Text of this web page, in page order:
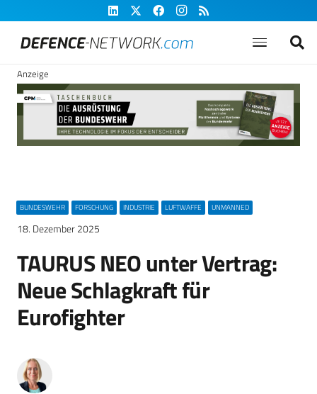
Anzeige
BUNDESWEHR FORSCHUNG INDUSTRIE LUFTWAFFE UNMANNED
18. Dezember 2025
TAURUS NEO unter Vertrag:
Neue Schlagkraft für
Eurofighter